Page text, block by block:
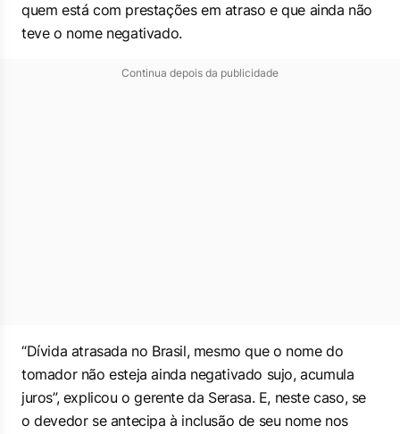
quem está com prestações em atraso e que ainda não
teve o nome negativado.
Continua depois da publicidade
“Dívida atrasada no Brasil, mesmo que o nome do
tomador não esteja ainda negativado sujo, acumula
juros”, explicou o gerente da Serasa. E, neste caso, se
o devedor se antecipa à inclusão de seu nome nos